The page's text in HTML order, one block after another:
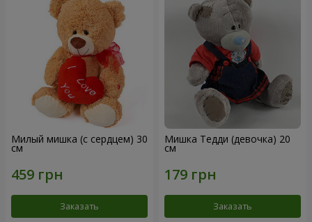
Милый мишка (с сердцем) 30
см
Заказать
Мишка Тедди (девочка) 20
см
Заказать